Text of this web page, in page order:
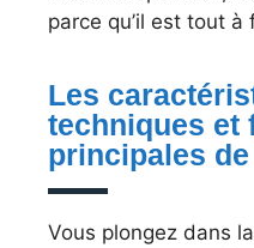
parce qu’il est tout à
Les
techniques et
principales de
Vous plongez dans